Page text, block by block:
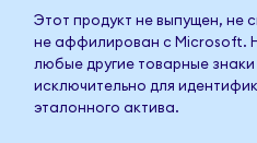
Этот продукт не выпущен, не
не аффилирован с Microsoft.
любые другие товарные
исключительно для
эталонного актива.